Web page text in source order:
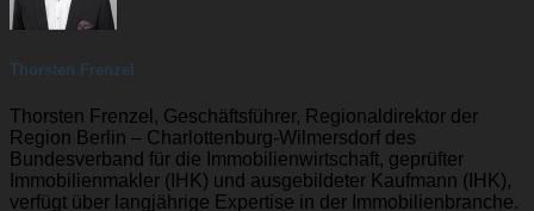
Thorsten Frenzel
Thorsten Frenzel, Geschäftsführer, Regionaldirektor der
Region Berlin – Charlottenburg-Wilmersdorf des
Bundesverband für die Immobilienwirtschaft, geprüfter
Immobilienmakler (IHK) und ausgebildeter Kaufmann (IHK),
verfügt über langjährige Expertise in der Immobilienbranche.